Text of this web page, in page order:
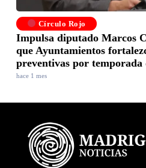
Círculo Rojo
Impulsa diputado Marcos
que Ayuntamientos
preventivas por temporada
hace 1 mes